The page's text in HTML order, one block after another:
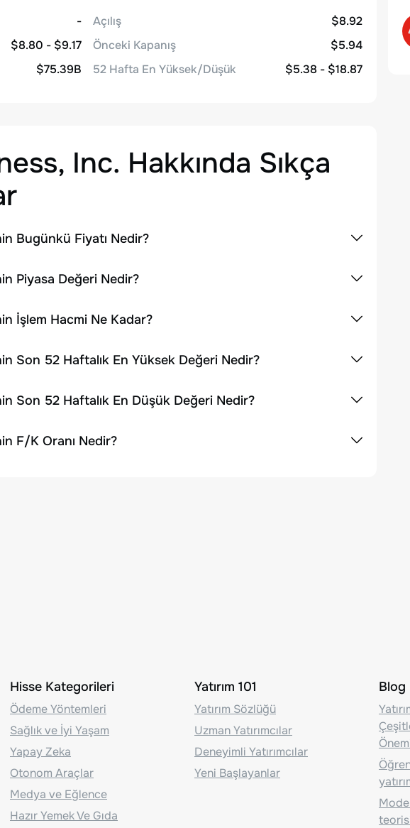
-
$8.80 - $9.17
$75.39B
Açılış
$8.92
Önceki Kapanış
$5.94
52 Hafta En Yüksek/Düşük
$5.38 - $18.87
Inc. Hakkında Sıkça
Bugünkü Fiyatı Nedir?
Piyasa Değeri Nedir?
İşlem Hacmi Ne Kadar?
Son 52 Haftalık En Yüksek Değeri Nedir?
Son 52 Haftalık En Düşük Değeri Nedir?
F/K Oranı Nedir?
Hisse Kategorileri
Ödeme Yöntemleri
Sağlık ve İyi Yaşam
Yapay Zeka
Otonom Araçlar
Medya ve Eğlence
Hazır Yemek Ve Gıda
Yatırım 101
Yatırım Sözlüğü
Uzman Yatırımcılar
Deneyimli Yatırımcılar
Yeni Başlayanlar
Blog